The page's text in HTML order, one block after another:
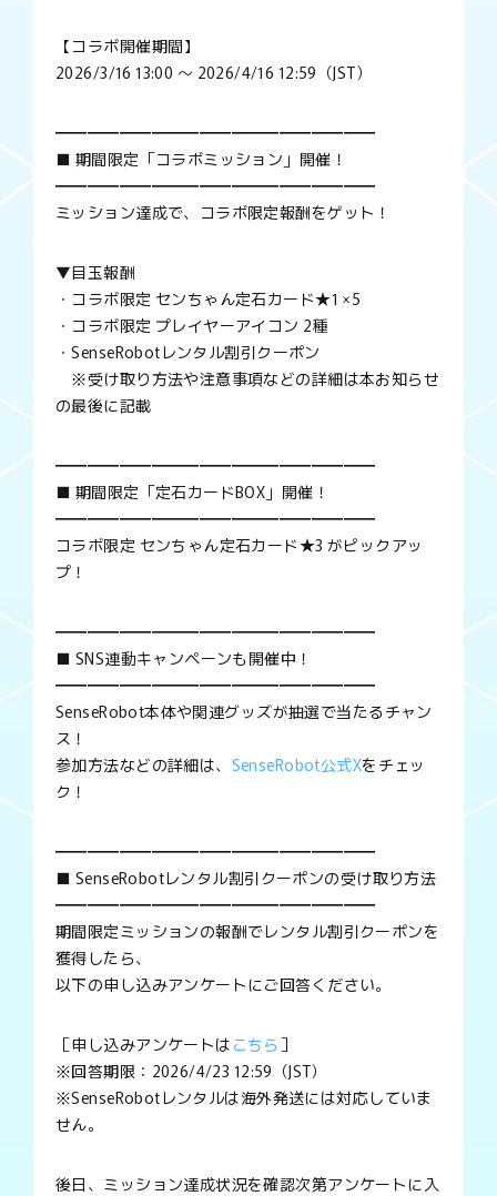
【コラボ開催期間】
2026/3/16 13:00 ～ 2026/4/16 12:59（JST）
━━━━━━━━━━━━━━━━━━━━
■ 期間限定「コラボミッション」開催！
━━━━━━━━━━━━━━━━━━━━
ミッション達成で、コラボ限定報酬をゲット！
▼目玉報酬
・コラボ限定 センちゃん定石カード★1 ×5
・コラボ限定 プレイヤーアイコン 2種
・SenseRobotレンタル割引クーポン
※受け取り方法や注意事項などの詳細は本お知らせ
の最後に記載
━━━━━━━━━━━━━━━━━━━━
■ 期間限定「定石カードBOX」開催！
━━━━━━━━━━━━━━━━━━━━
コラボ限定 センちゃん定石カード★3 がピックアッ
プ！
━━━━━━━━━━━━━━━━━━━━
■ SNS連動キャンペーンも開催中！
━━━━━━━━━━━━━━━━━━━━
SenseRobot本体や関連グッズが抽選で当たるチャン
ス！
参加方法などの詳細は、 SenseRobot公式Xをチェッ
ク！
━━━━━━━━━━━━━━━━━━━━
■ SenseRobotレンタル割引クーポンの受け取り方法
━━━━━━━━━━━━━━━━━━━━
期間限定ミッションの報酬でレンタル割引クーポンを
獲得したら、
以下の申し込みアンケートにご回答ください。
［申し込みアンケートは こちら ］
※回答期限：2026/4/23 12:59（JST）
※SenseRobotレンタルは海外発送には対応していま
せん。
後日、ミッション達成状況を確認次第アンケートに入